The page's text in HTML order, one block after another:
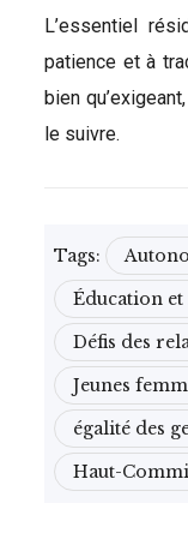
L’essentiel
patience et à
bien
le suivre.
Tags:
Éducation
Défis des
Jeunes
égalité des
Haut-